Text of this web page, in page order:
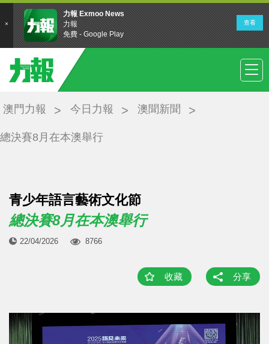
澳門力報 今日力報 澳聞新聞
總決賽8月在本澳舉行
青少年語言藝術文化節
總決賽8月在本澳舉行
22/04/2026 8766
收藏 分享